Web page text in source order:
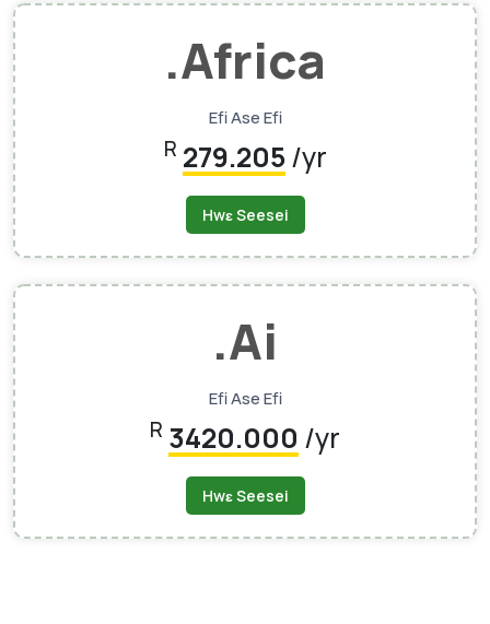
.africa
Efi Ase Efi
R 279.205/yr
Hwɛ Seesei
.ai
Efi Ase Efi
R 3420.000 /yr
Hwɛ Seesei